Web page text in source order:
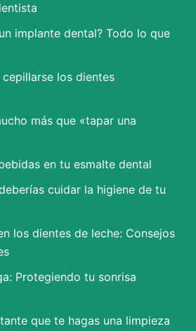
implante dental? Todo lo que
los dientes
más que «tapar una
en tu esmalte dental
cuidar la higiene de tu
los dientes de leche: Consejos
Protegiendo tu sonrisa
que te hagas una limpieza